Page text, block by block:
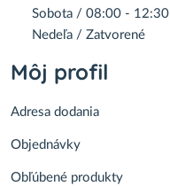
Sobota / 08:00 - 12:30
Nedeľa / Zatvorené
Môj profil
Adresa dodania
Objednávky
Obľúbené produkty